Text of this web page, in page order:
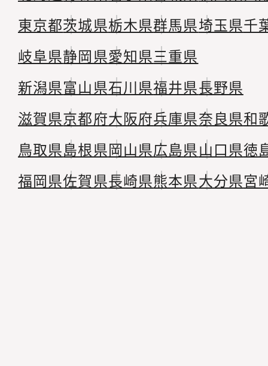
東京都茨城県栃木県群馬県埼玉県千
岐阜県静岡県愛知県三重県
新潟県富山県石川県福井県長野県
滋賀県京都府大阪府兵庫県奈良県和
鳥取県島根県岡山県広島県山口県徳
福岡県佐賀県長崎県熊本県大分県宮